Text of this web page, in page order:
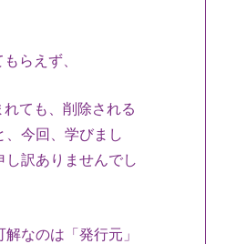
らえず、
ても、削除される
今回、学びまし
訳ありませんでし
なのは「発行元」